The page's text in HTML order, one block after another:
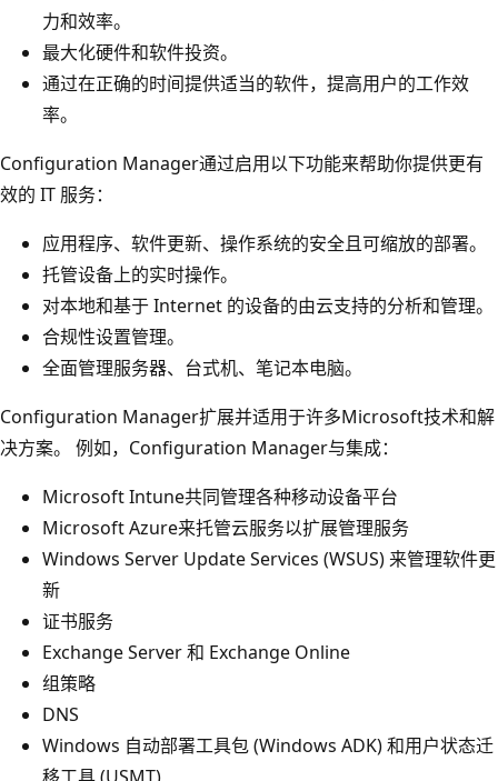
力和效率。
最大化硬件和软件投资。
通过在正确的时间提供适当的软件，提高用户的工作效
率。
Configuration Manager通过启用以下功能来帮助你提供更有
效的 IT 服务：
应用程序、软件更新、操作系统的安全且可缩放的部署。
托管设备上的实时操作。
对本地和基于 Internet 的设备的由云支持的分析和管理。
合规性设置管理。
全面管理服务器、台式机、笔记本电脑。
Configuration Manager扩展并适用于许多Microsoft技术和解
决方案。 例如，Configuration Manager与集成：
Microsoft Intune共同管理各种移动设备平台
Microsoft Azure来托管云服务以扩展管理服务
Windows Server Update Services (WSUS) 来管理软件更
新
证书服务
Exchange Server 和 Exchange Online
组策略
DNS
Windows 自动部署工具包 (Windows ADK) 和用户状态迁
移工具 (USMT)